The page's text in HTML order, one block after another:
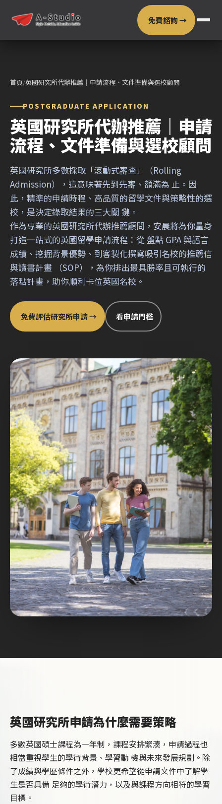
免費諮詢 →
首頁/英國研究所代辦推薦｜申請流程、文件準備與選校顧問
POSTGRADUATE APPLICATION
英國研究所代辦推薦｜申請
流程、文件準備與選校顧問
英國研究所多數採取「滾動式審查」（Rolling
Admission），這意味著先到先審、額滿為 止。因
此，精準的申請時程、高品質的留學文件與策略性的選
校，是決定錄取結果的三大關 鍵。
作為專業的英國研究所代辦推薦顧問，安晨將為你量身
打造一站式的英國留學申請流程：從 盤點 GPA 與語言
成績、挖掘背景優勢、到客製化撰寫吸引名校的推薦信
與讀書計畫 （SOP），為你排出最具勝率且可執行的
落點計畫，助你順利卡位英國名校。
免費評估研究所申請 → 看申請門檻
英國研究所申請為什麼需要策略
多數英國碩士課程為一年制，課程安排緊湊，申請過程也
相當重視學生的學術背景、學習動 機與未來發展規劃。除
了成績與學歷條件之外，學校更希望從申請文件中了解學
生是否具備 足夠的學術潛力，以及與課程方向相符的學習
目標。